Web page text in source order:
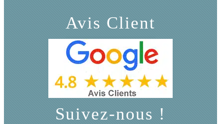
Avis Client
Suivez-nous !